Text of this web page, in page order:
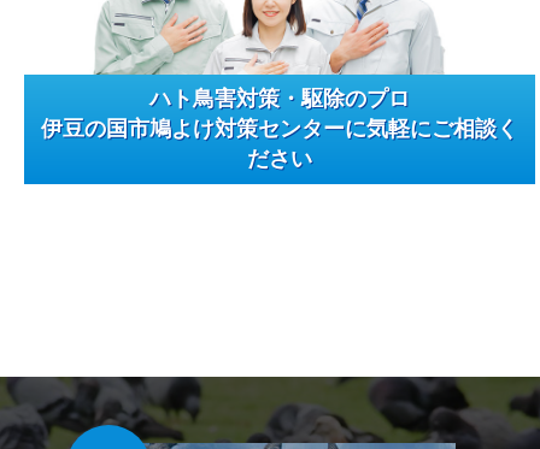
ハト鳥害対策・駆除のプロ
伊豆の国市鳩よけ対策センターに気軽にご相談く
ださい